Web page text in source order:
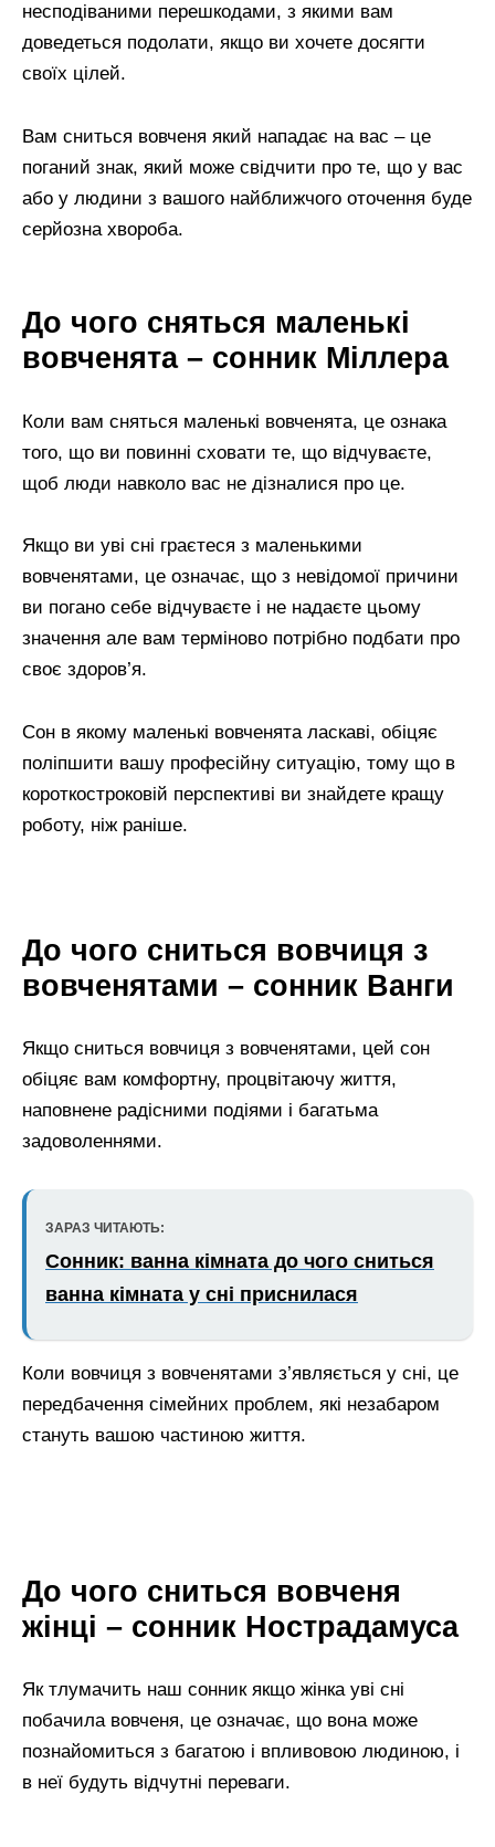
несподіваними перешкодами, з якими вам
доведеться подолати, якщо ви хочете досягти
своїх цілей.
Вам сниться вовченя який нападає на вас – це
поганий знак, який може свідчити про те, що у вас
або у людини з вашого найближчого оточення буде
серйозна хвороба.
До чого сняться маленькі
вовченята – сонник Міллера
Коли вам сняться маленькі вовченята, це ознака
того, що ви повинні сховати те, що відчуваєте,
щоб люди навколо вас не дізналися про це.
Якщо ви уві сні граєтеся з маленькими
вовченятами, це означає, що з невідомої причини
ви погано себе відчуваєте і не надаєте цьому
значення але вам терміново потрібно подбати про
своє здоров’я.
Сон в якому маленькі вовченята ласкаві, обіцяє
поліпшити вашу професійну ситуацію, тому що в
короткостроковій перспективі ви знайдете кращу
роботу, ніж раніше.
До чого сниться вовчиця з
вовченятами – сонник Ванги
Якщо сниться вовчиця з вовченятами, цей сон
обіцяє вам комфортну, процвітаючу життя,
наповнене радісними подіями і багатьма
задоволеннями.
ЗАРАЗ ЧИТАЮТЬ:
Сонник: ванна кімната до чого сниться
ванна кімната у сні приснилася
Коли вовчиця з вовченятами з’являється у сні, це
передбачення сімейних проблем, які незабаром
стануть вашою частиною життя.
До чого сниться вовченя
жінці – сонник Нострадамуса
Як тлумачить наш сонник якщо жінка уві сні
побачила вовченя, це означає, що вона може
познайомиться з багатою і впливовою людиною, і
в неї будуть відчутні переваги.